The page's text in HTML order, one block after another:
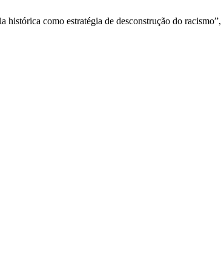
como estratégia de desconstrução do racismo”,